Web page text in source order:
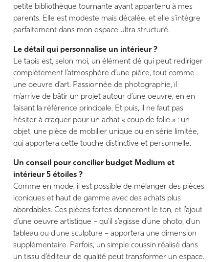
petite bibliothèque tournante ayant appartenu à mes
parents. Elle est modeste mais décalée, et elle s’intègre
parfaitement dans mon espace ultra structuré.
Le détail qui personnalise un intérieur ?
Le tapis est, selon moi, un élément clé qui peut rediriger
complètement l’atmosphère d’une pièce, tout comme
une oeuvre d’art. Passionnée de photographie, il
m’arrive de bâtir un projet autour d’une oeuvre, en en
faisant la référence principale. Et puis, il ne faut pas
hésiter à craquer pour un achat « coup de folie » : un
objet, une pièce de mobilier unique ou en série limitée,
qui apportera cette touche distinctive et personnelle.
Un conseil pour concilier budget Medium et
intérieur 5 étoiles ?
Comme en mode, il est possible de mélanger des pièces
iconiques et haut de gamme avec des achats plus
abordables. Ces pièces fortes donneront le ton, et l’ajout
d’une oeuvre artistique – qu’il s’agisse d’une photo, d’un
tableau ou d’une sculpture – apportera une dimension
supplémentaire. Parfois, un simple coussin réalisé dans
un tissu d’éditeur de qualité peut transformer un espace.